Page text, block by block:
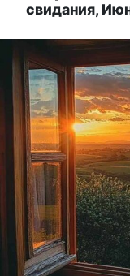
свидания,